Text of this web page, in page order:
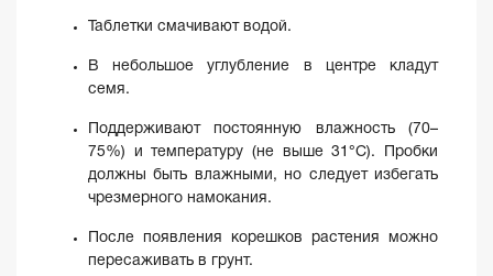
Таблетки смачивают водой.
В небольшое углубление в центре кладут
семя.
Поддерживают постоянную влажность (70–
75%) и температуру (не выше 31°C). Пробки
должны быть влажными, но следует избегать
чрезмерного намокания.
После появления корешков растения можно
пересаживать в грунт.